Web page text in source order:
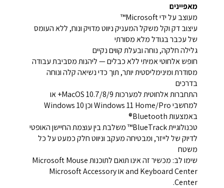
מאפיינים
מעוצב על ידי Microsoft™
עיצוב דק וקל משקל המעניק ניווט מדויק ונוח, ללא העומס
של עכבר בגודל מלא מסורתי
גלילה חלקה, נוחה ובעלת קווים נקיים
חופש אלחוטי אמיתי ללא כבלים — ליהנות מסביבת עבודה
מסודרת ומינימליסטית יותר, תוך כדי נשיאה קלה ונוחה
בדרכים
התחברות אלחוטית למערכות MacOS 10.7/8/9+ או
למחשבי Windows 11 Home/Pro וכן Windows 10
באמצעות Bluetooth®
טכנולוגיית BlueTrack™ משלבת בין עוצמת החיישן האופטי
לדיוק של לייזר, ומבטיחה מעקב וניווט חלק כמעט על כל
משטח
שימו לב: מכשיר זה אינו תואם לתוכנות Microsoft Mouse
and Keyboard Center או Microsoft Accessory
Center.